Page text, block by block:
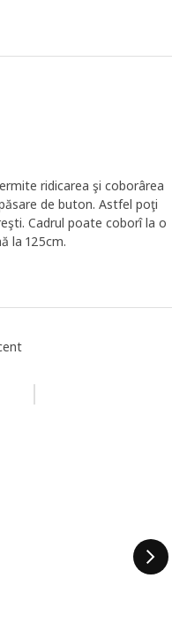
ridicarea şi coborârea
de buton. Astfel poţi
Cadrul poate coborî la o
la 125cm.